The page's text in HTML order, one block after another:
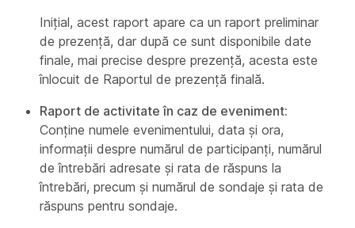
Inițial, acest raport apare ca un raport preliminar
de prezență, dar după ce sunt disponibile date
finale, mai precise despre prezență, acesta este
înlocuit de Raportul de prezență finală.
Raport de activitate în caz de eveniment:
Conține numele evenimentului, data și ora,
informații despre numărul de participanți, numărul
de întrebări adresate și rata de răspuns la
întrebări, precum și numărul de sondaje și rata de
răspuns pentru sondaje.